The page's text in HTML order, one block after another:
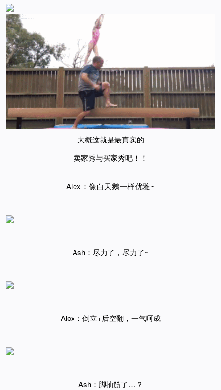
大概这就是最真实的
卖家秀与买家秀吧！！
Alex：像白天鹅一样优雅~
Ash：尽力了，尽力了~
Alex：倒立+后空翻，一气呵成
Ash：脚抽筋了…？